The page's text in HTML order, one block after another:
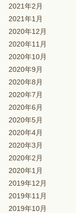
2021年2月
2021年1月
2020年12月
2020年11月
2020年10月
2020年9月
2020年8月
2020年7月
2020年6月
2020年5月
2020年4月
2020年3月
2020年2月
2020年1月
2019年12月
2019年11月
2019年10月